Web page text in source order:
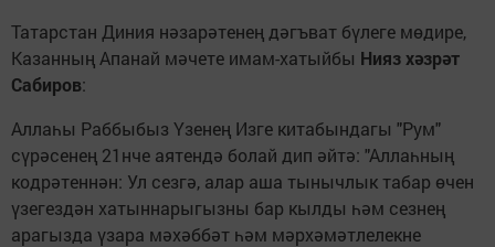
Татарстан Диния нәзарәтенең дәгъват бүлеге мөдире,
Казанның Апанай мәчете имам-хатыйбы Нияз хәзрәт
Сабиров:
Аллаһы Раббыбыз Үзенең Изге китабындагы "Рум"
сүрәсенең 21нче аятендә болай дип әйтә: "Аллаһның
кодрәтеннән: Ул сезгә, алар аша тынычлык табар өчен
үзегездән хатыннарыгызны бар кылды һәм сезнең
арагызда үзара мәхәббәт һәм мәрхәмәтлелекне